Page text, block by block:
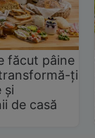
făcut pâine
ți
și
de casă